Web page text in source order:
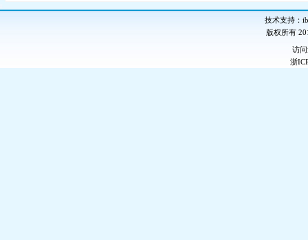
技术支持：
版权所有
访
浙